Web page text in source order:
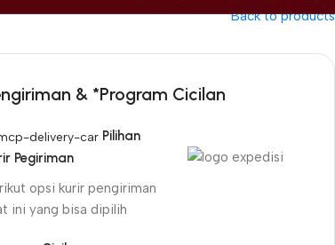
Back to products
& *Program Cicilan
Pilihan
Pegiriman
opsi kurir pengiriman
ini yang bisa dipilih